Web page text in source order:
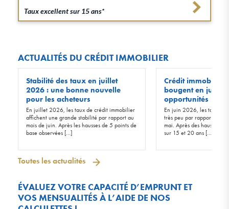
Taux excellent sur 15 ans*
ACTUALITÉS DU CRÉDIT IMMOBILIER
Stabilité des taux en juillet
2026 : une bonne nouvelle
pour les acheteurs
En juillet 2026, les taux de crédit immobilier
affichent une grande stabilité par rapport au
mois de juin. Après les hausses de 5 points de
base observées […]
Crédit immobilier
bougent en juin
opportunités !
En juin 2026, les taux
très peu par rapport à
mai. Après des hausses
sur 15 et 20 ans […]
Toutes les actualités
ÉVALUEZ VOTRE CAPACITÉ D’EMPRUNT ET
VOS MENSUALITÉS À L’AIDE DE NOS